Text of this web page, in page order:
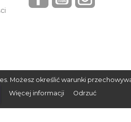
Możesz określić warunki
Więcej informacji Odrzuć